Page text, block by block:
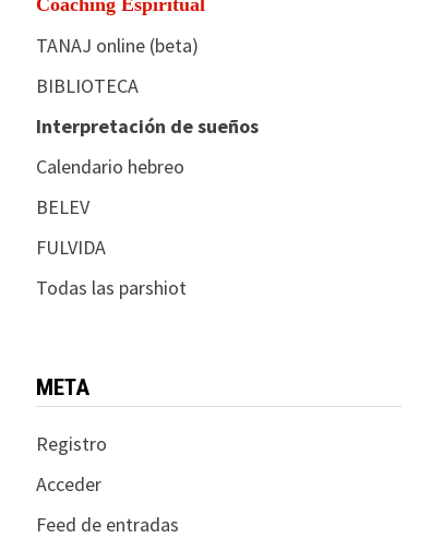
TANAJ online (beta)
BIBLIOTECA
Interpretación de sueños
Calendario hebreo
BELEV
FULVIDA
Todas las parshiot
META
Registro
Acceder
Feed de entradas